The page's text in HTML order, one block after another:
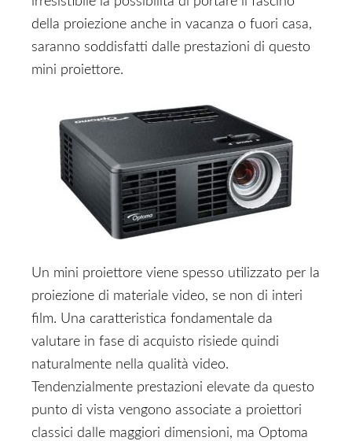
della proiezione anche in vacanza o fuori casa,
saranno soddisfatti dalle prestazioni di questo
mini proiettore.
Un mini proiettore viene spesso utilizzato per la
proiezione di materiale video, se non di interi
film. Una caratteristica fondamentale da
valutare in fase di acquisto risiede quindi
naturalmente nella qualità video.
Tendenzialmente prestazioni elevate da questo
punto di vista vengono associate a proiettori
classici dalle maggiori dimensioni, ma Optoma